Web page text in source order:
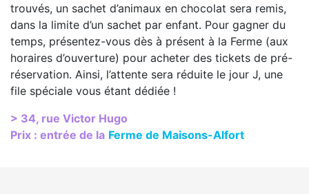
trouvés, un sachet d’animaux en chocolat sera remis,
dans la limite d’un sachet par enfant. Pour gagner du
temps, présentez-vous dès à présent à la Ferme (aux
horaires d’ouverture) pour acheter des tickets de pré-
réservation. Ainsi, l’attente sera réduite le jour J, une
file spéciale vous étant dédiée !
> 34, rue Victor Hugo
Prix : entrée de la Ferme de Maisons-Alfort